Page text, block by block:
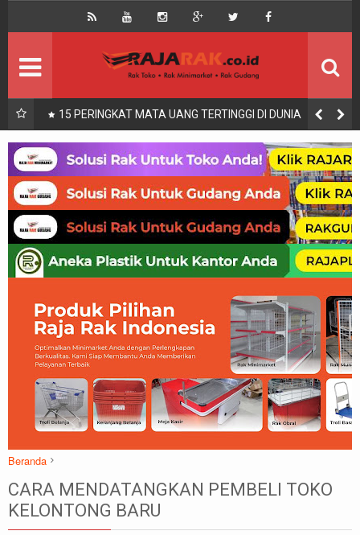
15 PERINGKAT MATA UANG TERTINGGI DI DUNIA
Beranda
Artikel
CARA MENDATANGKAN PEMBELI TOKO KELONTONG BARU
CARA MENDATANGKAN PEMBELI TOKO
KELONTONG BARU
Beranda
Kontak About Us
Rak Gudang Rak besi/Rak pallet
Rak Minimarket Supermarket
Produk Lain Peralatan Toko Dll
Artikel Retail & Logistik